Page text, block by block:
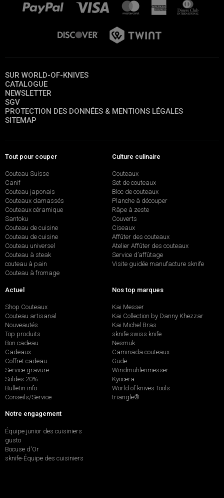
SUR WORLD-OF-KNIVES
CATALOGUE
NEWSLETTER
SGV
PROTECTION DES DONNÉES & MENTIONS LÉGALES
SITEMAP
Tout pour couper
Couteau Suisse
Canif
Couteau japonais
Couteaux damassés
Couteaux céramique
Santoku
Couteau de cuisine
Couteau de cuisine
Couteau universel
Couteau à steak
couteau à pain
Couteau à fromage
Culture culinaire
Couteaux
Set de couteaux
Bloc de couteaux
Planche à découper
Râpe à zeste
Couverts
Ciseaux
Affûter des couteaux
Atelier Affûter des couteaux
Service d’affûtage
Visite guidée manufacture sknife
Actuel
Shop Couteaux
Couteau artisanal
Nouveautés
Top produits
Bon cadeau
Cadeaux
Coffret cadeau
Service gravure
Soldes 20%
Bulletin info
Conseils/Service
Nos top marques
Kai Messer
Kai Collection by Danny Khezzar
Kai Michel Bras
sknife swiss knife
Nesmuk
Caminada couteaux
Güde
Windmühlenmesser
Kyocera
World of knives Tools
triangle®
Notre engagement
Équipe junior des cuisiniers
gusto
Bocuse d'Or
sknife-Équipe des cuisiniers